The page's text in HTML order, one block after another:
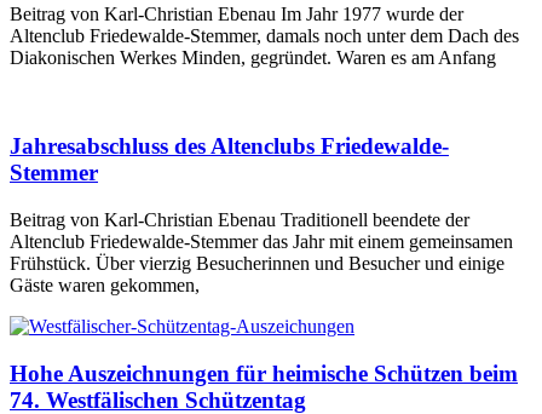
Beitrag von Karl-Christian Ebenau Im Jahr 1977 wurde der
Altenclub Friedewalde-Stemmer, damals noch unter dem Dach des
Diakonischen Werkes Minden, gegründet. Waren es am Anfang
Jahresabschluss des Altenclubs Friedewalde-
Stemmer
Beitrag von Karl-Christian Ebenau Traditionell beendete der
Altenclub Friedewalde-Stemmer das Jahr mit einem gemeinsamen
Frühstück. Über vierzig Besucherinnen und Besucher und einige
Gäste waren gekommen,
Hohe Auszeichnungen für heimische Schützen beim
74. Westfälischen Schützentag